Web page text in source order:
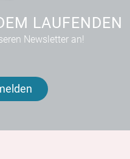
LAUFENDEN
Newsletter an!